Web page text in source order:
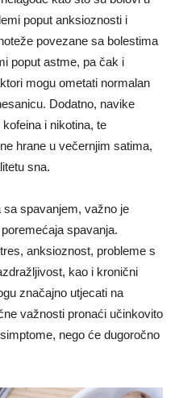
poput anksioznosti i
povezane sa bolestima
poput astme, pa čak i
mogu ometati normalan
Dodatno, navike
i nikotina, te
hrane u večernjim satima,
sna.
spavanjem, važno je
spavanja.
anksioznost, probleme s
kao i kronični
značajno utjecati na
važnosti pronaći učinkovito
nego će dugoročno